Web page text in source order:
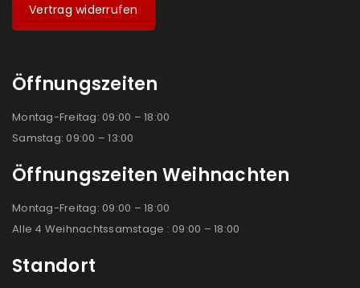
Vertrag widerrufen
Öffnungszeiten
Montag-Freitag: 09:00 – 18:00
Samstag: 09:00 – 13:00
Öffnungszeiten Weihnachten
Montag-Freitag: 09:00 – 18:00
Alle 4 Weihnachtssamstage : 09:00 – 18:00
Standort